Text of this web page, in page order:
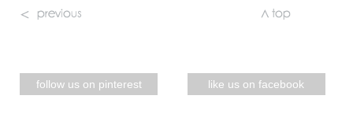
follow us on pinterest like us on facebook